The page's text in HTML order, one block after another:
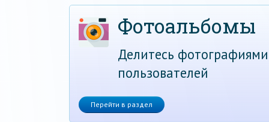
Фотоальбомы
Делитесь
пользователей
Перейти в раздел